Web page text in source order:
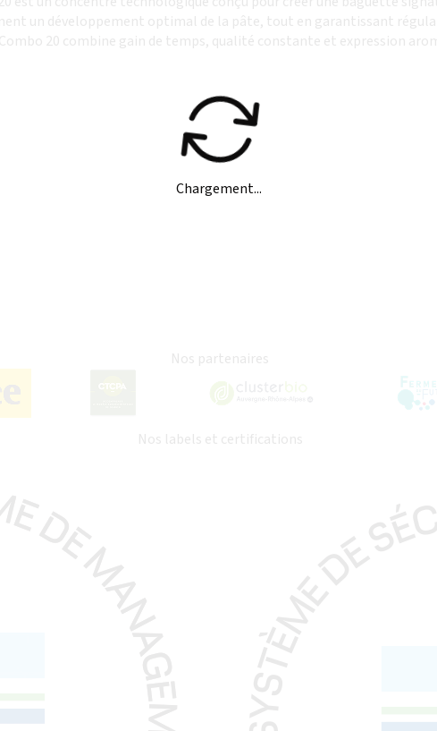
un développement optimal de la pâte, tout en garantissant
20 combine gain de temps, qualité constante et expression
Nos partenaires
Nos labels et certifications
Chargement...